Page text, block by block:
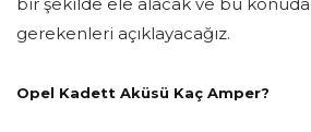
gerekenleri açıklayacağız.
Opel Kadett Aküsü Kaç Amper?